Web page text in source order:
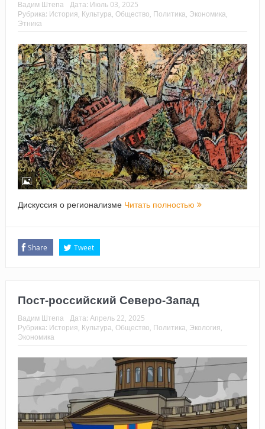
Вадим Штепа Дата: Июль 03, 2025
Рубрика: История, Культура, Общество, Политика, Экономика,
Этника
Дискуссия о регионализме Читать полностью
Share Tweet
Пост-российский Северо-Запад
Вадим Штепа Дата: Апрель 22, 2025
Рубрика: История, Культура, Общество, Политика, Экология,
Экономика